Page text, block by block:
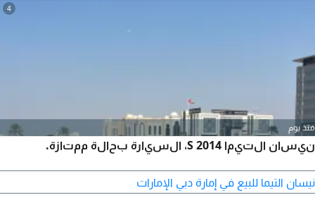
4
منذ يوم
نيسان التيما S 2014، السيارة بحالة ممتازة.
نيسان التيما للبيع في إمارة دبي الإمارات